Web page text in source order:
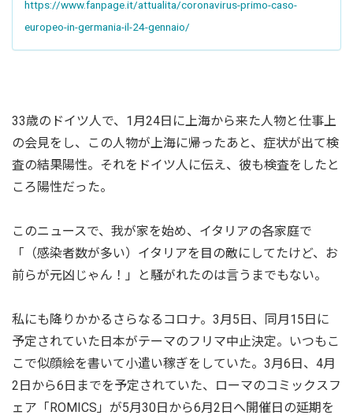
https://www.fanpage.it/attualita/coronavirus-primo-caso-
europeo-in-germania-il-24-gennaio/
33歳のドイツ人で、1月24日に上海から来た人物と仕事上
の会見をし、この人物が上海に帰ったあと、症状が出て検
査の結果陽性。それをドイツ人に伝え、彼も検査をしたと
ころ陽性だった。
このニュースで、我が家を始め、イタリアの各家庭で
「（感染者数が多い）イタリアを目の敵にしてたけど、お
前らが元凶じゃん！」と騒がれたのは言うまでもない。
私にも降りかかるさらなるコロナ。3月5日、同月15日に
予定されていた日本がテーマのフリマ中止決定。いつもこ
こで似顔絵を書いて小遣い稼ぎをしていた。3月6日、4月
2日から6日までを予定されていた、ローマのコミックスフ
ェア「ROMICS」が5月30日から6月2日へ開催日の延期を